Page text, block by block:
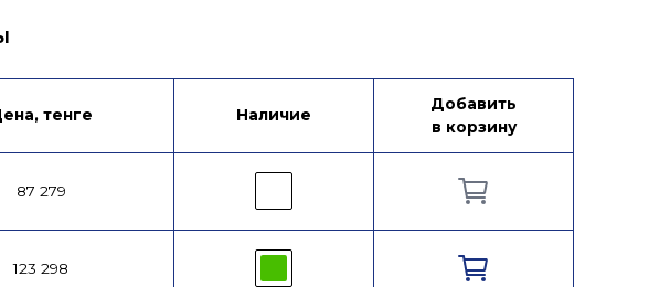
тенге Наличие
Добавить
в корзину
87 279
123 298